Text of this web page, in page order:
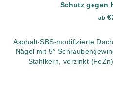
Schutz gegen
ab
Asphalt-SBS-modifizierte
Nägel mit 5°
Stahlkern, verzinkt